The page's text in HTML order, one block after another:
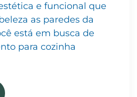
e funcional que
as paredes da
está em busca de
para cozinha